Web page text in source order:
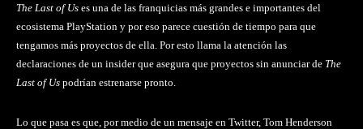
The Last of Us es una de las franquicias más grandes e importantes del
ecosistema PlayStation y por eso parece cuestión de tiempo para que
tengamos más proyectos de ella. Por esto llama la atención las
declaraciones de un insider que asegura que proyectos sin anunciar de The
Last of Us podrían estrenarse pronto.
Lo que pasa es que, por medio de un mensaje en Twitter, Tom Henderson